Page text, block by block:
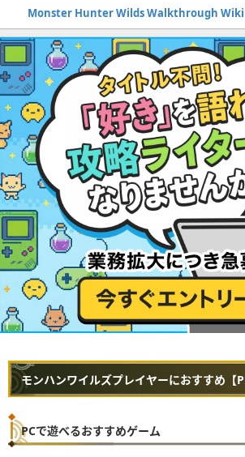
Monster Hunter Wilds Walkthrough Wiki
モンハンワイルズプレイヤーにおすすめ【
PCで遊べるおすすめゲーム